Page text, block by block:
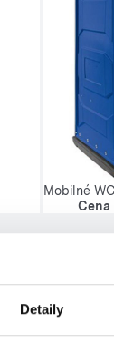
Detaily
Mobilné WC
Cena